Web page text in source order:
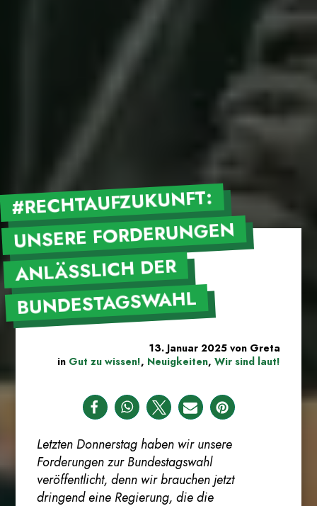
#RECHTAUFZUKUNFT:
UNSERE FORDERUNGEN
ANLÄSSLICH DER
BUNDESTAGSWAHL
13. Januar 2025 von Greta
in Gut zu wissen!, Neuigkeiten, Wir sind laut!
1
Letzten Donnerstag haben wir unsere
Forderungen zur Bundestagswahl
veröffentlicht, denn wir brauchen jetzt
dringend eine Regierung, die die